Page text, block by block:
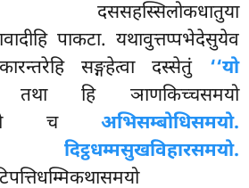
पाकटा. यथावुत्तप्पभेदेसुयेव
सङ्गहेत्वा दस्सेतुं ‘‘यो
तथा हि ञाणकिच्चसमयो
च अभिसम्बोधिसमयो.
दिट्ठधम्मसुखविहारसमयो.